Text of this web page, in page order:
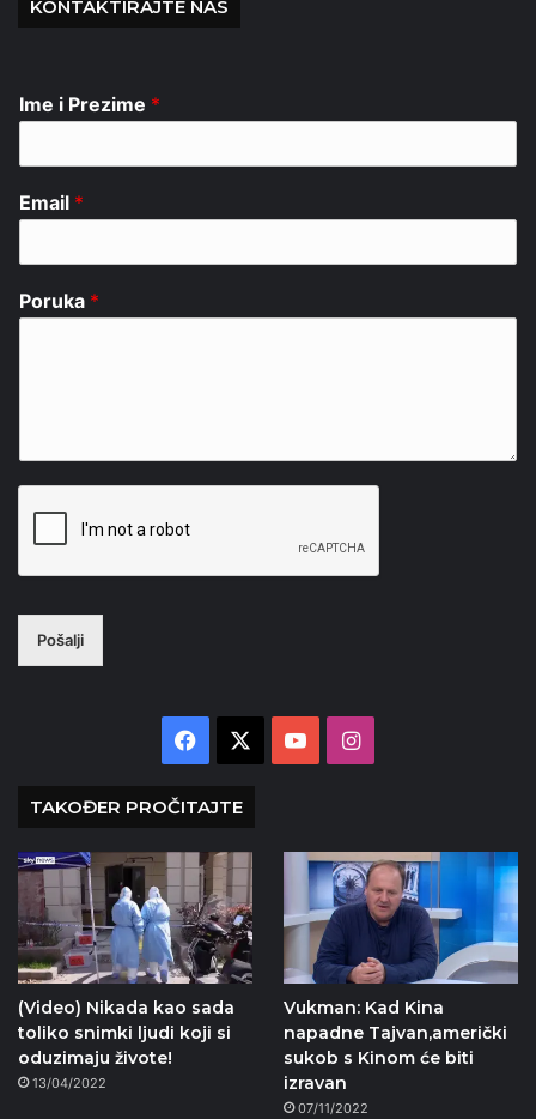
KONTAKTIRAJTE NAS
Ime i Prezime *
Email *
Poruka *
Pošalji
Facebook YouTubeInstagram
TAKOĐER PROČITAJTE
(Video) Nikada kao sada
toliko snimki ljudi koji si
oduzimaju živote!
13/04/2022
Vukman: Kad Kina
napadne Tajvan,američki
sukob s Kinom će biti
izravan
07/11/2022